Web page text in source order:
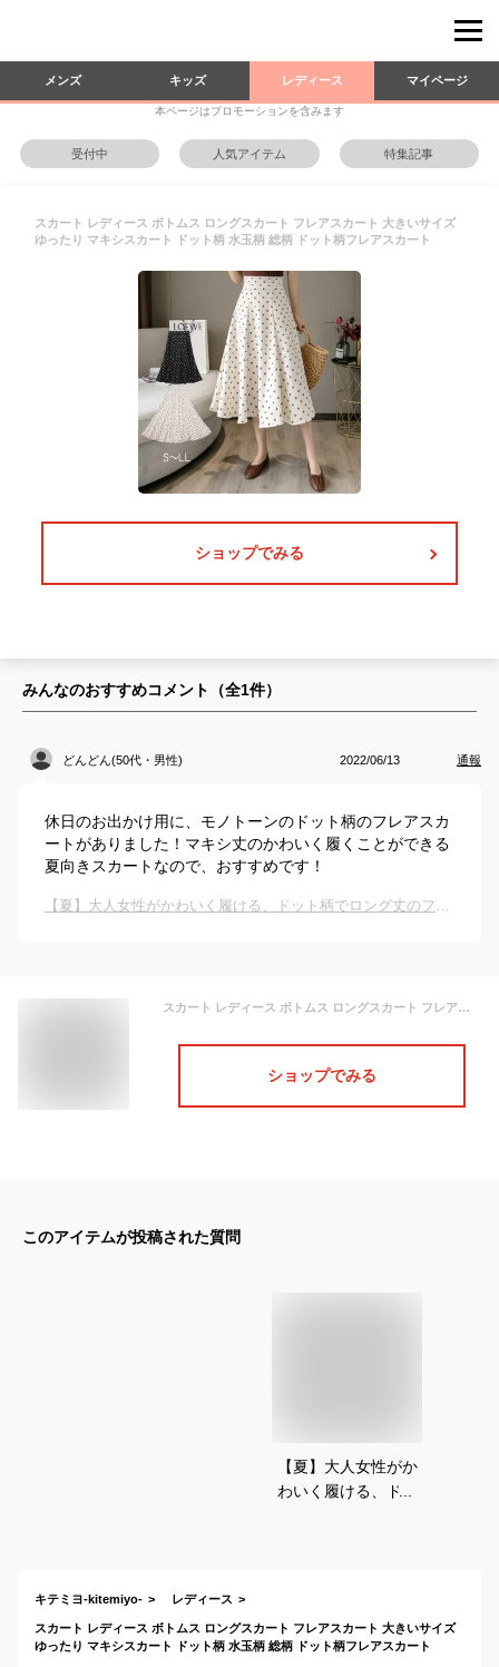
メンズ キッズ レディース マイページ
本ページはプロモーションを含みます
受付中 人気アイテム 特集記事
スカート レディース ボトムス ロングスカート フレアスカート 大きいサイズ
ゆったり マキシスカート ドット柄 水玉柄 総柄 ドット柄フレアスカート
ショップでみる
みんなのおすすめコメント（全1件）
どんどん(50代・男性) 2022/06/13 通報
休日のお出かけ用に、モノトーンのドット柄のフレアスカ
ートがありました！マキシ丈のかわいく履くことができる
夏向きスカートなので、おすすめです！
【夏】大人女性がかわいく履ける、ドット柄でロング丈のフレアスカートを教えてください。
スカート レディース ボトムス ロングスカート フレアスカート 大きいサイズ ゆったり マキシスカート ドット柄 水玉柄 総柄 ドット柄フレアスカート
ショップでみる
このアイテムが投稿された質問
【夏】大人女性がか
わいく履ける、ドッ
キテミヨ-kitemiyo- レディース
スカート レディース ボトムス ロングスカート フレアスカート 大きいサイズ
ゆったり マキシスカート ドット柄 水玉柄 総柄 ドット柄フレアスカート